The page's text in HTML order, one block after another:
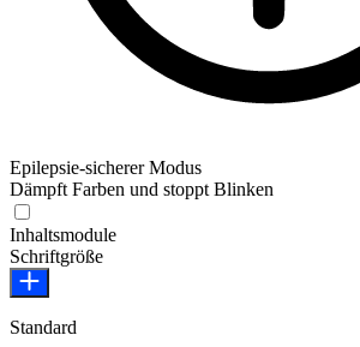
Epilepsie-sicherer Modus
Dämpft Farben und stoppt Blinken
Inhaltsmodule
Schriftgröße
Standard